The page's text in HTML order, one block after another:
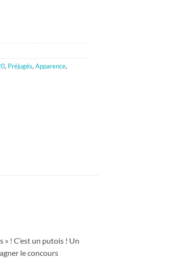
, Préjugés, Apparence,
» ! C’est un putois ! Un
le concours